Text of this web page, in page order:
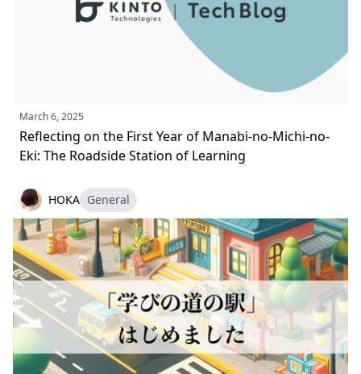
March 6, 2025
Reflecting on the First Year of Manabi-no-Michi-no-
Eki: The Roadside Station of Learning
HOKA General